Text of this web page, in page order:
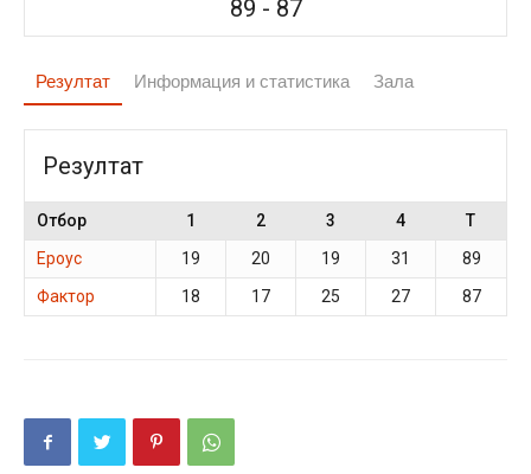
89 - 87
Резултат Информация и статистика Зала
Резултат
Отбор 1 2 3 4
T
Ероус
19 20 19 31
89
Фактор
18 17 25 27 87